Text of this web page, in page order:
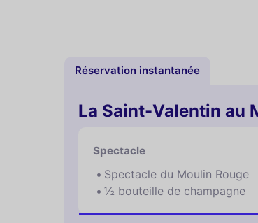
Réservation instantanée
La Saint-Valentin au
Spectacle
Spectacle du Moulin Rouge
½ bouteille de champagne